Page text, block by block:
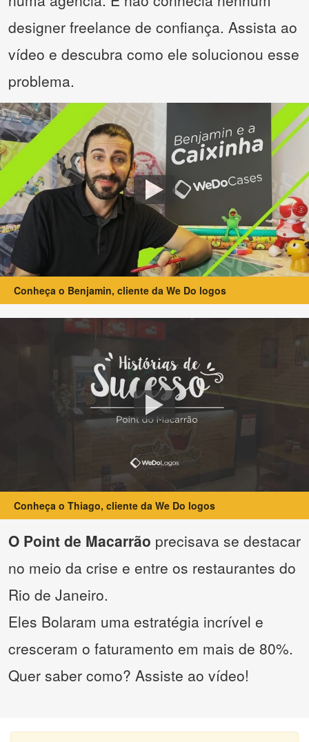
designer freelance de confiança. Assista ao
vídeo e descubra como ele solucionou esse
problema.
Conheça o Benjamin, cliente da We Do logos
Conheça o Thiago, cliente da We Do logos
O Point de Macarrão precisava se destacar
no meio da crise e entre os restaurantes do
Rio de Janeiro.
Eles Bolaram uma estratégia incrível e
cresceram o faturamento em mais de 80%.
Quer saber como? Assiste ao vídeo!